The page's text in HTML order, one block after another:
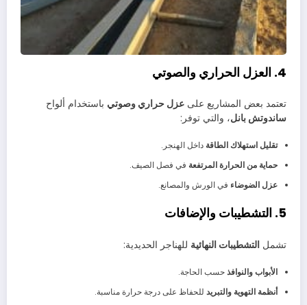
4. العزل الحراري والصوتي
تعتمد بعض المشاريع على عزل حراري وصوتي باستخدام ألواح
ساندوتش بانل، والتي توفر:
تقليل استهلاك الطاقة داخل الهنجر.
حماية من الحرارة المرتفعة في فصل الصيف.
عزل الضوضاء في الورش والمصانع.
5. التشطيبات والإضافات
تشمل التشطيبات النهائية للهناجر الحديدية:
الأبواب والنوافذحسب الحاجة.
أنظمة التهوية والتبريد للحفاظ على درجة حرارة مناسبة.